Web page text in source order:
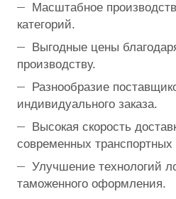
Масштабное
категорий.
Выгодные цены
производству.
Разнообразие
индивидуального заказа.
Высокая скорость
современных транспортных
Улучшение технологий
таможенного оформления.